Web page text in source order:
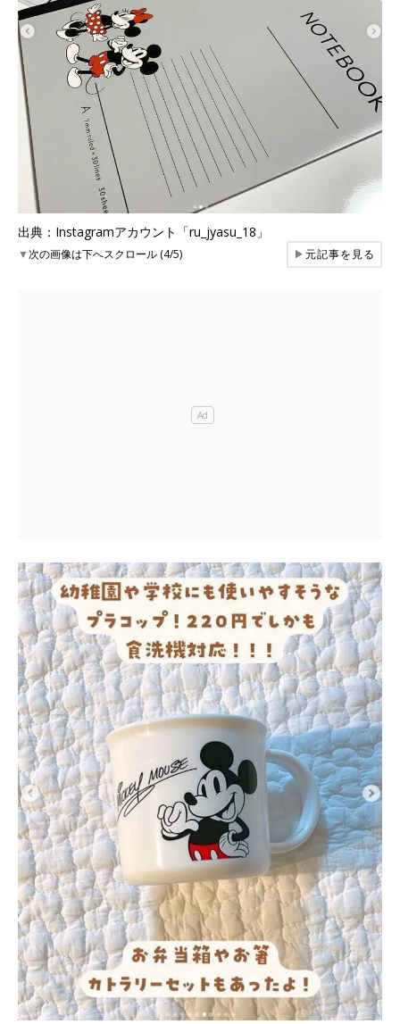
出典：Instagramアカウント「ru_jyasu_18」
▼次の画像は下へスクロール (4/5) ▶元記事を見る